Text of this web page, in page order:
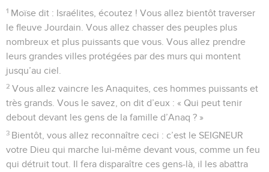
1 Moïse dit : Israélites, écoutez ! Vous allez bientôt traverser
le fleuve Jourdain. Vous allez chasser des peuples plus
nombreux et plus puissants que vous. Vous allez prendre
leurs grandes villes protégées par des murs qui montent
jusqu’au ciel.
2 Vous allez vaincre les Anaquites, ces hommes puissants et
très grands. Vous le savez, on dit d’eux : « Qui peut tenir
debout devant les gens de la famille d’Anaq ? »
3 Bientôt, vous allez reconnaître ceci : c’est le SEIGNEUR
votre Dieu qui marche lui-même devant vous, comme un feu
qui détruit tout. Il fera disparaître ces gens-là, il les abattra